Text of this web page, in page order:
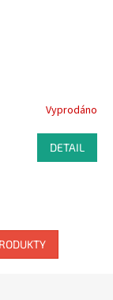
Vyprodáno
DETAIL